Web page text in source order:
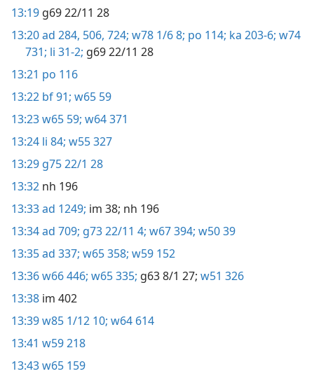
13:19 g69 22/11 28
13:20ad 284, 506, 724; w78 1/6 8; po 114; ka 203-6; w74
731; li 31-2; g69 22/11 28
13:21 po 116
13:22 bf 91; w65 59
13:23w65 59; w64 371
13:24 li 84; w55 327
13:29 g75 22/1 28
13:32 nh 196
13:33ad 1249; im 38; nh 196
13:34ad 709; g73 22/11 4; w67 394; w50 39
13:35ad 337; w65 358; w59 152
13:36w66 446; w65 335; g63 8/1 27; w51 326
13:38 im 402
13:39w85 1/12 10; w64 614
13:41 w59 218
13:43w65 159